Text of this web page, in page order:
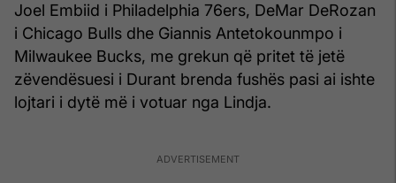
Joel Embiid i Philadelphia 76ers, DeMar DeRozan
i Chicago Bulls dhe Giannis Antetokounmpo i
Milwaukee Bucks, me grekun që pritet të jetë
zëvendësuesi i Durant brenda fushës pasi ai ishte
lojtari i dytë më i votuar nga Lindja.